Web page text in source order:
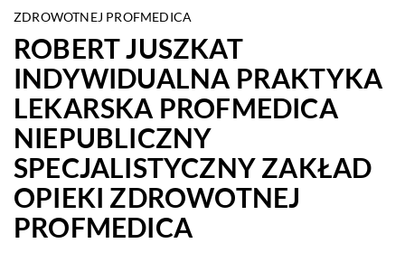
ZDROWOTNEJ PROFMEDICA
ROBERT JUSZKAT
INDYWIDUALNA PRAKTYKA
LEKARSKA PROFMEDICA
NIEPUBLICZNY
SPECJALISTYCZNY ZAKŁAD
OPIEKI ZDROWOTNEJ
PROFMEDICA